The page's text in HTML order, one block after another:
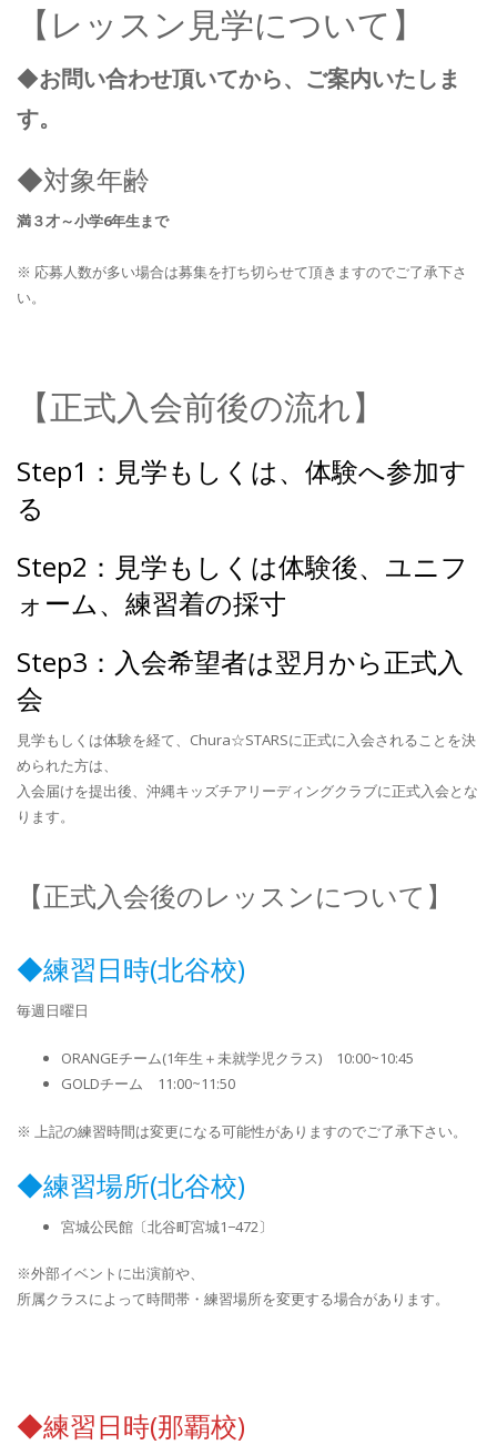
【レッスン見学について】
◆お問い合わせ頂いてから、ご案内いたしま
す。
◆対象年齢
満３才～小学6年生まで
※ 応募人数が多い場合は募集を打ち切らせて頂きますのでご了承下さ
い。
【正式入会前後の流れ】
Step1：見学もしくは、体験へ参加す
る
Step2：見学もしくは体験後、ユニフ
ォーム、練習着の採寸
Step3：入会希望者は翌月から正式入
会
見学もしくは体験を経て、Chura☆STARSに正式に入会されることを決
められた方は、
入会届けを提出後、沖縄キッズチアリーディングクラブに正式入会とな
ります。
【正式入会後のレッスンについて】
◆練習日時(北谷校)
毎週日曜日
ORANGEチーム(1年生＋未就学児クラス) 10:00~10:45
GOLDチーム 11:00~11:50
※ 上記の練習時間は変更になる可能性がありますのでご了承下さい。
◆練習場所(北谷校)
宮城公民館〔北谷町宮城1−472〕
※外部イベントに出演前や、
所属クラスによって時間帯・練習場所を変更する場合があります。
◆練習日時(那覇校)